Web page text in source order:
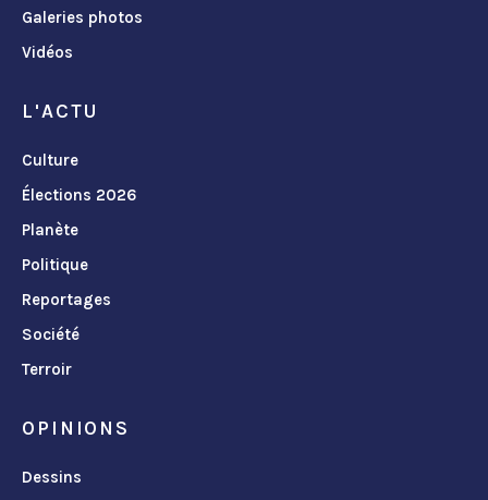
Galeries photos
Vidéos
L'ACTU
Culture
Élections 2026
Planète
Politique
Reportages
Société
Terroir
OPINIONS
Dessins